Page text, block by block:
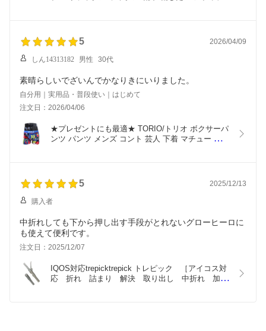
5 2026/04/09
しん14313182 男性 30代
素晴らしいでざいんでかなりきにいりました。
自分用｜実用品・普段使い｜はじめて
注文日：2026/04/06
★プレゼントにも最適★ TORIO/トリオ ボクサーパ
ンツ パンツ メンズ コント 芸人 下着 マチュー 新
5 2025/12/13
購入者
中折れしても下から押し出す手段がとれないグローヒーロに
も使えて便利です。
注文日：2025/12/07
IQOS対応trepicktrepick トレピック　［アイコス対
応　折れ　詰まり　解決　取り出し　中折れ　加熱